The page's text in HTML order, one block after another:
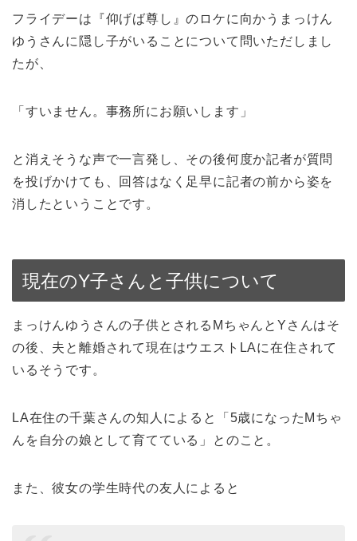
フライデーは『仰げば尊し』のロケに向かうまっけん
ゆうさんに隠し子がいることについて問いただしまし
たが、
「すいません。事務所にお願いします」
と消えそうな声で一言発し、その後何度か記者が質問
を投げかけても、回答はなく足早に記者の前から姿を
消したということです。
現在のY子さんと子供について
まっけんゆうさんの子供とされるMちゃんとYさんはそ
の後、夫と離婚されて現在はウエストLAに在住されて
いるそうです。
LA在住の千葉さんの知人によると「5歳になったMちゃ
んを自分の娘として育てている」とのこと。
また、彼女の学生時代の友人によると